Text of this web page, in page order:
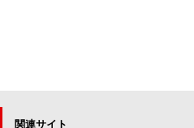
関連サイト